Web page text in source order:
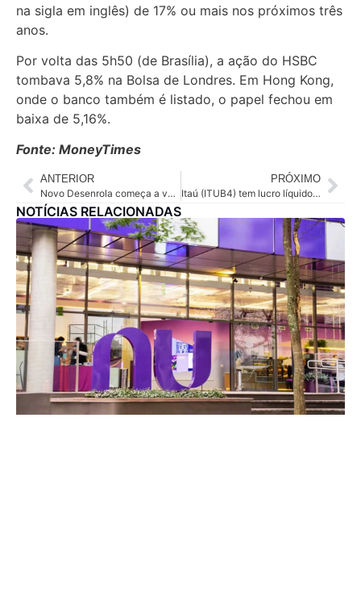
na sigla em inglês) de 17% ou mais nos próximos três
anos.
Por volta das 5h50 (de Brasília), a ação do HSBC
tombava 5,8% na Bolsa de Londres. Em Hong Kong,
onde o banco também é listado, o papel fechou em
baixa de 5,16%.
Fonte: MoneyTimes
ANTERIOR
Novo Desenrola começa a valer nesta terça-feira
PRÓXIMO
Itaú (ITUB4) tem lucro líquido recorrente de R$ 12,3 bi no 1º tri, alta anual de 10%
NOTÍCIAS RELACIONADAS